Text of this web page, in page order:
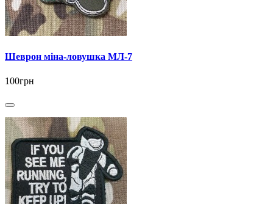
Шеврон міна-ловушка МЛ-7
100грн